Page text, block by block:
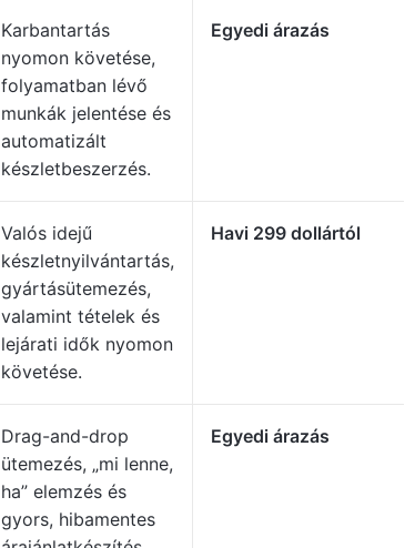
Karbantartás
nyomon követése,
folyamatban lévő
munkák jelentése és
automatizált
készletbeszerzés.
Egyedi árazás
Valós idejű
készletnyilvántartás,
gyártásütemezés,
valamint tételek és
lejárati idők nyomon
követése.
Havi 299 dollártól
Drag-and-drop
ütemezés, „mi lenne,
ha” elemzés és
gyors, hibamentes
Egyedi árazás